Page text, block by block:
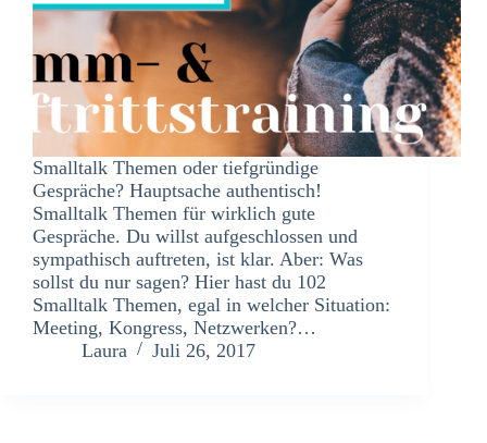
Smalltalk Themen oder tiefgründige
Gespräche? Hauptsache authentisch!
Smalltalk Themen für wirklich gute
Gespräche. Du willst aufgeschlossen und
sympathisch auftreten, ist klar. Aber: Was
sollst du nur sagen? Hier hast du 102
Smalltalk Themen, egal in welcher Situation:
Meeting, Kongress, Netzwerken?…
Laura
Juli 26, 2017